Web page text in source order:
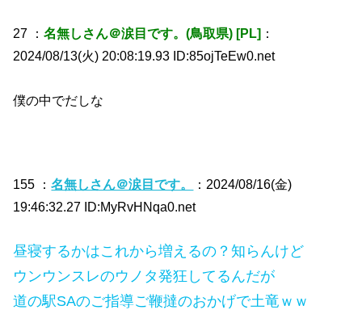
27 ：名無しさん＠涙目です。(鳥取県) [PL] ：
2024/08/13(火) 20:08:19.93 ID:85ojTeEw0.net
僕の中でだしな
155 ：名無しさん＠涙目です。
：2024/08/16(金)
19:46:32.27 ID:MyRvHNqa0.net
昼寝するかはこれから増えるの？知らんけど
ウンウンスレのウノタ発狂してるんだが
道の駅SAのご指導ご鞭撻のおかげで土竜ｗｗ